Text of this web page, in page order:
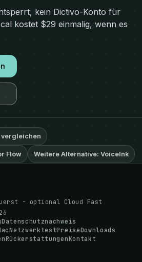
kein Dictivo-Konto für
kostet $29 einmalig, wenn es
vergleichen
Flow Weitere Alternative: VoiceInk
- optional Cloud Fast
Datenschutznachweis
NetzwerktestPreiseDownloads
RückerstattungenKontakt